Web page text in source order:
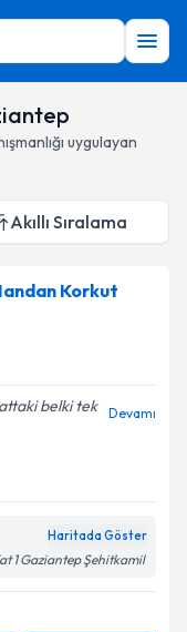
uygulayan
Akıllı Sıralama
Korkut
belki tek
Devamı
Haritada Göster
1 Gaziantep Şehitkamil